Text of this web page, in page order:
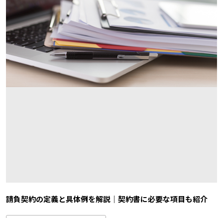
請負契約の定義と具体例を解説｜契約書に必要な項目も紹介